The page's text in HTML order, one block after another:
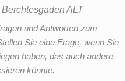
ALT
und Antworten zum
Sie eine Frage, wenn Sie
haben, das auch andere
könnte.